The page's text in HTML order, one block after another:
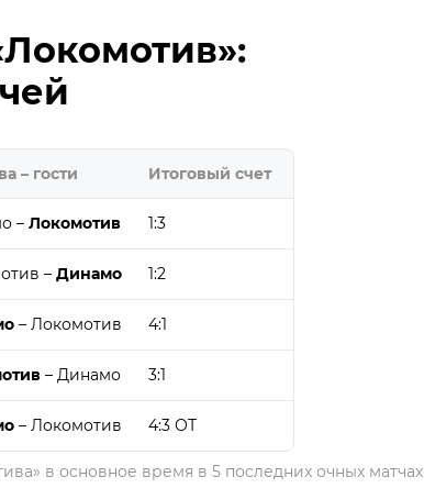
– гости Итоговый счет
– Локомотив 1:3
– Динамо 1:2
– Локомотив 4:1
– Динамо 3:1
– Локомотив 4:3 ОТ
в основное время в 5 последних очных матчах